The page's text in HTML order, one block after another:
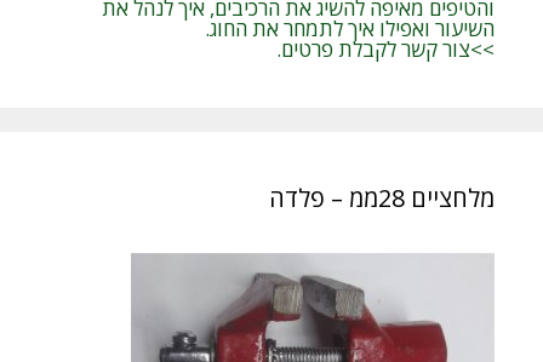
והטיפים מאיפה להשיג את הרכיבים, איך לנהל את
השיעור ואפילו איך לתמחר את החוג.
>>צור קשר לקבלת פרטים.
מלחציים 28ממ – פלדה